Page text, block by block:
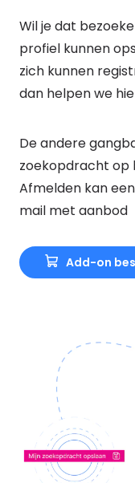
Wil je dat
profiel kunnen
zich kunnen
dan helpen we
De andere
zoekopdracht op
Afmelden kan
mail met aanbod
Add-on